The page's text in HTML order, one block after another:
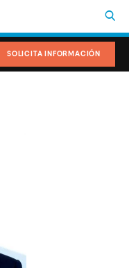
SOLICITA INFORMACIÓN